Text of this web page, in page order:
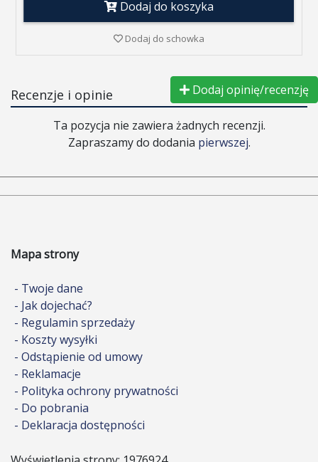
Dodaj do koszyka
Dodaj do schowka
Recenzje i opinie Dodaj opinię/recenzję
Ta pozycja nie zawiera żadnych recenzji.
Zapraszamy do dodania pierwszej.
Mapa strony
- Twoje dane
- Jak dojechać?
- Regulamin sprzedaży
- Koszty wysyłki
- Odstąpienie od umowy
- Reklamacje
- Polityka ochrony prywatności
- Do pobrania
- Deklaracja dostępności